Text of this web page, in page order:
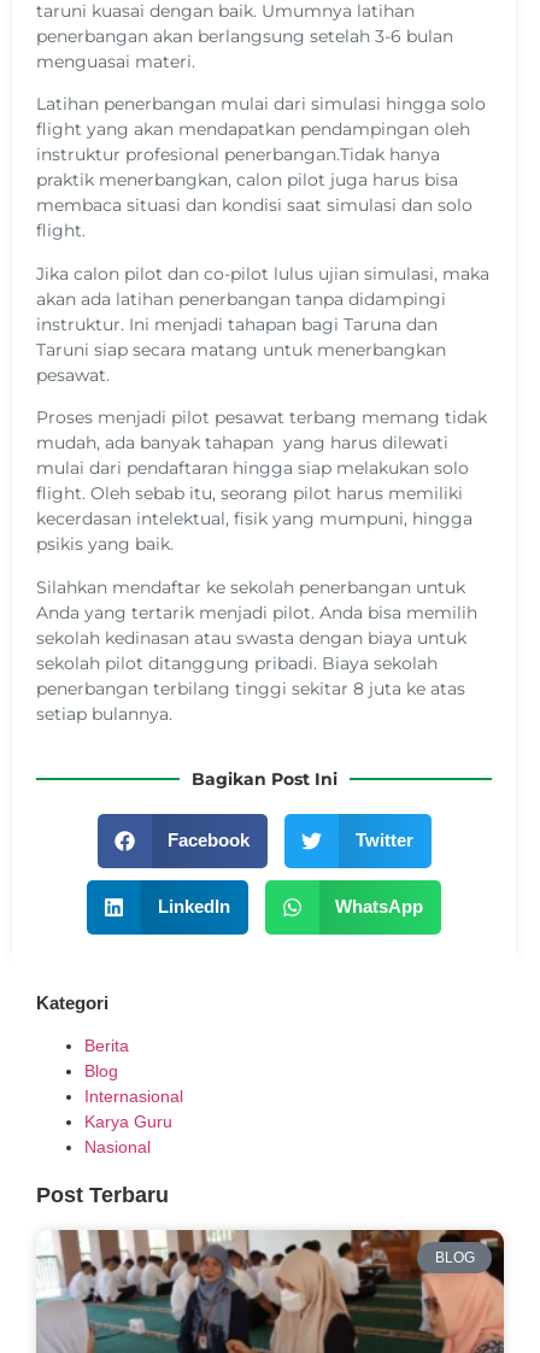
taruni kuasai dengan baik. Umumnya latihan
penerbangan akan berlangsung setelah 3-6 bulan
menguasai materi.
Latihan penerbangan mulai dari simulasi hingga solo
flight yang akan mendapatkan pendampingan oleh
instruktur profesional penerbangan.Tidak hanya
praktik menerbangkan, calon pilot juga harus bisa
membaca situasi dan kondisi saat simulasi dan solo
flight.
Jika calon pilot dan co-pilot lulus ujian simulasi, maka
akan ada latihan penerbangan tanpa didampingi
instruktur. Ini menjadi tahapan bagi Taruna dan
Taruni siap secara matang untuk menerbangkan
pesawat.
Proses menjadi pilot pesawat terbang memang tidak
mudah, ada banyak tahapan yang harus dilewati
mulai dari pendaftaran hingga siap melakukan solo
flight. Oleh sebab itu, seorang pilot harus memiliki
kecerdasan intelektual, fisik yang mumpuni, hingga
psikis yang baik.
Silahkan mendaftar ke sekolah penerbangan untuk
Anda yang tertarik menjadi pilot. Anda bisa memilih
sekolah kedinasan atau swasta dengan biaya untuk
sekolah pilot ditanggung pribadi. Biaya sekolah
penerbangan terbilang tinggi sekitar 8 juta ke atas
setiap bulannya.
Bagikan Post Ini
Facebook Twitter
LinkedIn WhatsApp
Kategori
Berita
Blog
Internasional
Karya Guru
Nasional
Post Terbaru
BLOG